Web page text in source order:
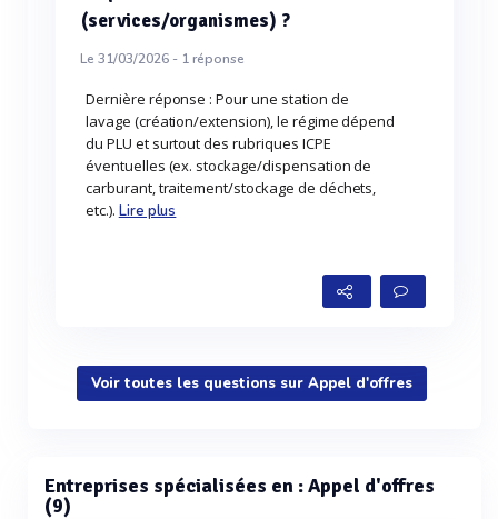
(services/organismes) ?
Le 31/03/2026 - 1réponse
Dernière réponse : Pour une station de
lavage (création/extension), le régime dépend
du PLU et surtout des rubriques ICPE
éventuelles (ex. stockage/dispensation de
carburant, traitement/stockage de déchets,
etc.). Lire plus
Voir toutes les questions sur Appel d'offres
Entreprises spécialisées en : Appel d'offres
(9)